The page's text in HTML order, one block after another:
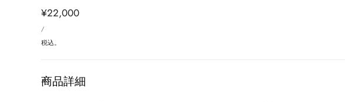
通
常
価
¥22,000
価/あ
り
税込。
商品詳細